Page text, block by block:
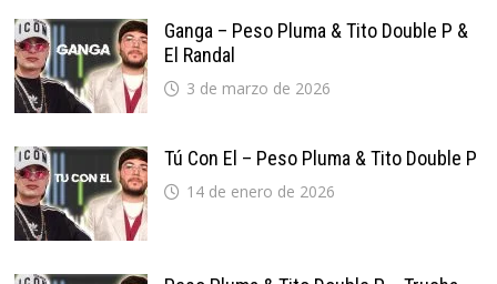
Ganga – Peso Pluma & Tito Double P &
El Randal
3 de marzo de 2026
Tú Con El – Peso Pluma & Tito Double P
14 de enero de 2026